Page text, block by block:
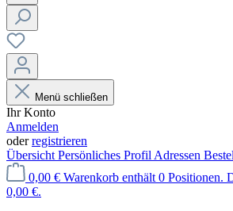
Menü schließen
Ihr Konto
Anmelden
oderregistrieren
Übersicht Persönliches Profil Adressen
0,00 € Warenkorb enthält 0 Positionen.
0,00 €.